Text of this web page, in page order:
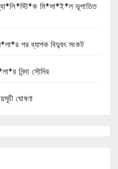
মি*সা*ই*ল ভূপাতিত
পর ব্যাপক বিদ্যুৎ সংকট
নিন্দা সৌদির
ঘোষণা